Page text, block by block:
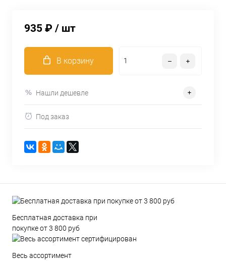
935 ₽ / шт
В корзину
Нашли дешевле
Под заказ
Бесплатная доставка при
покупке от 3 800 руб
Весь ассортимент